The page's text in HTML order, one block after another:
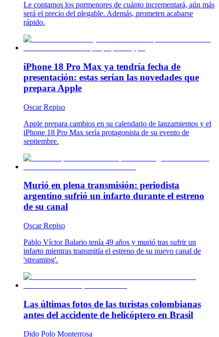
Le contamos los pormenores de cuánto incrementará, aún más
será el precio del plegable. Además, prometen acabarse
rápido.
iPhone 18 Pro Max ya tendría fecha de
presentación: estas serían las novedades que
prepara Apple
Oscar Repiso
Apple prepara cambios en su calendario de lanzamientos y el
iPhone 18 Pro Max sería protagonista de su evento de
septiembre.
Murió en plena transmisión: periodista
argentino sufrió un infarto durante el estreno
de su canal
Oscar Repiso
Pablo Víctor Balario tenía 49 años y murió tras sufrir un
infarto mientras transmitía el estreno de su nuevo canal de
'streaming'.
Las últimas fotos de las turistas colombianas
antes del accidente de helicóptero en Brasil
Dido Polo Monterrosa